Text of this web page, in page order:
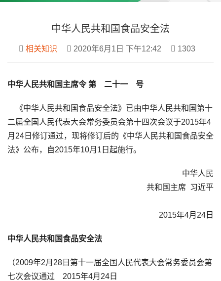
中华人民共和国食品安全法
相关知识 2020年6月1日 下午12:42 1303
中华人民共和国主席令 第 二十一 号
《中华人民共和国食品安全法》已由中华人民共和国第十
二届全国人民代表大会常务委员会第十四次会议于2015年4
月24日修订通过，现将修订后的《中华人民共和国食品安全
法》公布，自2015年10月1日起施行。
中华人民
共和国主席 习近平
2015年4月24日
中华人民共和国食品安全法
（2009年2月28日第十一届全国人民代表大会常务委员会第
七次会议通过 2015年4月24日